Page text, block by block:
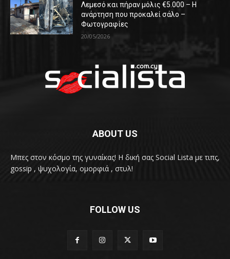
Λεμεσό και πήραν μόλις €5.000 – Η
ανάρτηση που προκαλεί σάλο –
Φωτογραφίες
20/05/2026
ABOUT US
Μπες στον κόσμο της γυναίκας! H δική σας Social Lista με τιπς,
gossip , ψυχολογία, ομορφιά , στυλ!
FOLLOW US